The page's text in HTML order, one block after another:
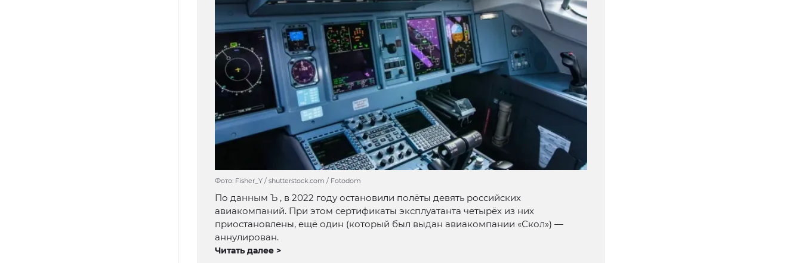
Фото: Fisher_Y / shutterstock.com / Fotodom
По данным Ъ , в 2022 году остановили полёты девять российских
авиакомпаний. При этом сертификаты эксплуатанта четырёх из них
приостановлены, ещё один (который был выдан авиакомпании «Скол») —
аннулирован.
Читать далее >